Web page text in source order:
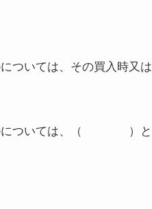
ついては、その買入時又は
ものについては、（ ）と